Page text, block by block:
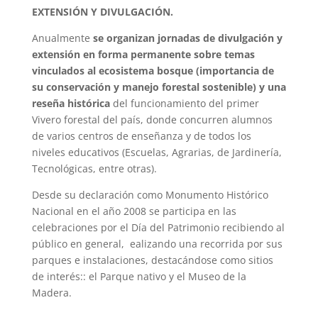
EXTENSIÓN Y DIVULGACIÓN.
Anualmente se organizan jornadas de divulgación y
extensión en forma permanente sobre temas
vinculados al ecosistema bosque (importancia de
su conservación y manejo forestal sostenible) y una
reseña históricadel funcionamiento del primer
Vivero forestal del país, donde concurren alumnos
de varios centros de enseñanza y de todos los
niveles educativos (Escuelas, Agrarias, de Jardinería,
Tecnológicas, entre otras).
Desde su declaración como Monumento Histórico
Nacional en el año 2008 se participa en las
celebraciones por el Día del Patrimonio recibiendo al
público en general, ealizando una recorrida por sus
parques e instalaciones, destacándose como sitios
de interés:: el Parque nativo y el Museo de la
Madera.